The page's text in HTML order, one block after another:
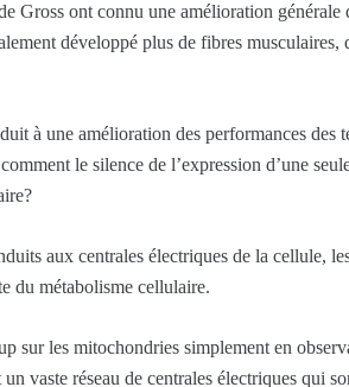
Gross ont connu une amélioration
développé plus de fibres
à une amélioration des performances des
le silence de l’expression d’une
aux centrales électriques de la cellule,
du métabolisme cellulaire.
sur les mitochondries simplement en
vaste réseau de centrales électriques qui